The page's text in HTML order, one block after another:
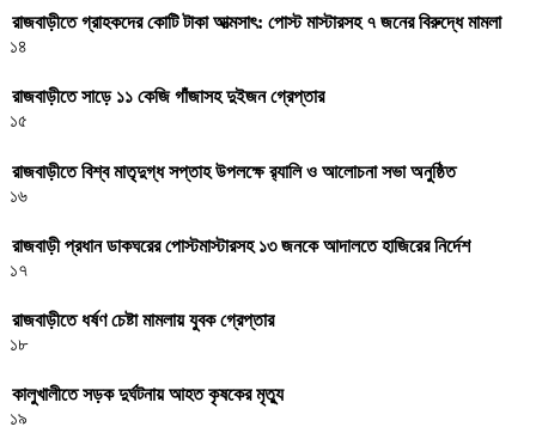
রাজবাড়ীতে গ্রাহকদের কোটি টাকা আত্মসাৎ: পোস্ট মাস্টারসহ ৭ জনের বিরুদ্ধে মামলা
১৪
রাজবাড়ীতে সাড়ে ১১ কেজি গাঁজাসহ দুইজন গ্রেপ্তার
১৫
রাজবাড়ীতে বিশ্ব মাতৃদুগ্ধ সপ্তাহ উপলক্ষে র‌্যালি ও আলোচনা সভা অনুষ্ঠিত
১৬
রাজবাড়ী প্রধান ডাকঘরের পোস্টমাস্টারসহ ১৩ জনকে আদালতে হাজিরের নির্দেশ
১৭
রাজবাড়ীতে ধর্ষণ চেষ্টা মামলায় যুবক গ্রেপ্তার
১৮
কালুখালীতে সড়ক দুর্ঘটনায় আহত কৃষকের মৃত্যু
১৯